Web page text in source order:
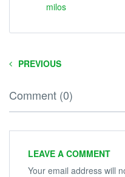
milos
PREVIOUS
Comment (0)
LEAVE A COMMENT
Your email address will